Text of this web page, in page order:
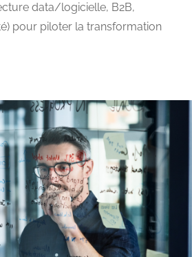
data/logicielle, B2B,
pour piloter la transformation